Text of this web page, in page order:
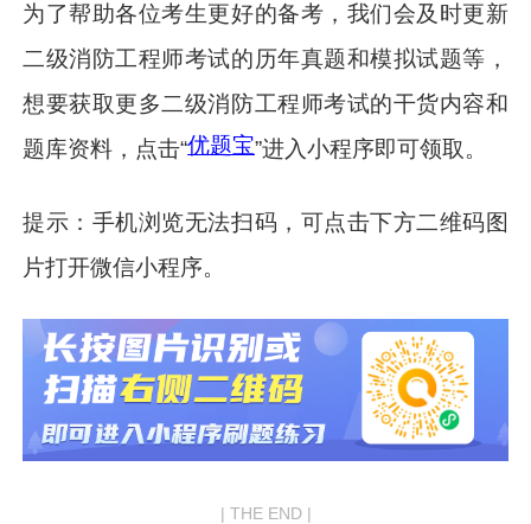
为了帮助各位考生更好的备考，我们会及时更新
二级消防工程师考试的历年真题和模拟试题等，
想要获取更多二级消防工程师考试的干货内容和
题库资料，点击“优题宝”进入小程序即可领取。
提示：手机浏览无法扫码，可点击下方二维码图
片打开微信小程序。
| THE END |